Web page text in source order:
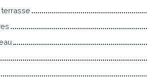
terrasse